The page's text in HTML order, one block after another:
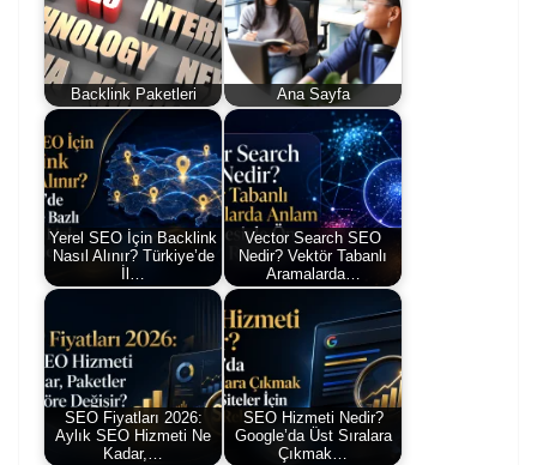
Backlink Paketleri Ana Sayfa
Yerel SEO İçin Backlink
Nasıl Alınır? Türkiye’de
İl…
Vector Search SEO
Nedir? Vektör Tabanlı
Aramalarda…
SEO Fiyatları 2026:
Aylık SEO Hizmeti Ne
Kadar,…
SEO Hizmeti Nedir?
Google’da Üst Sıralara
Çıkmak…